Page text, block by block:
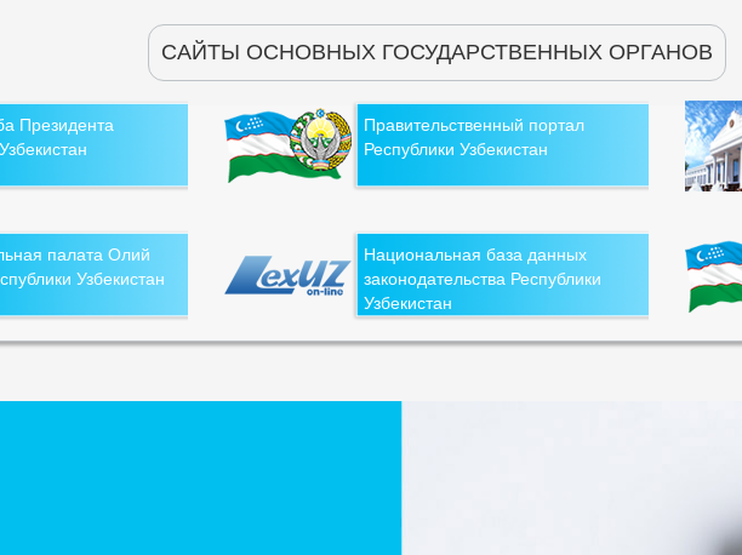
САЙТЫ ОСНОВНЫХ ГОСУДАРСТВЕННЫХ ОРГАНОВ
Президента
Правительственный портал
Республики Узбекистан
палата Олий
Узбекистан
Национальная база данных
законодательства Республики
Узбекистан